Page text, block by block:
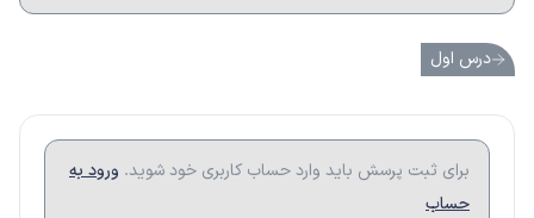
درس اول
برای ثبت پرسش باید وارد حساب کاربری خود شوید. ورود به
حساب